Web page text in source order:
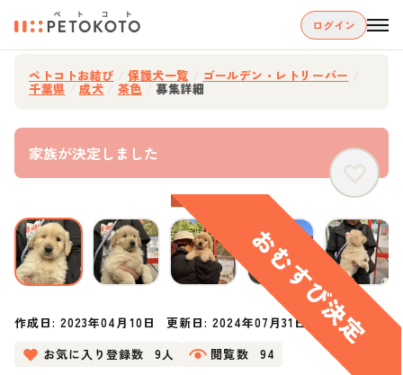
ログイン
ペトコトお結び 保護犬一覧 ゴールデン・レトリーバー
千葉県 成犬 茶色 募集詳細
家族が決定しました
作成日:2023年04月10日 更新日: 2024年07月31日
お気に入り登録数
9人 閲覧数 94